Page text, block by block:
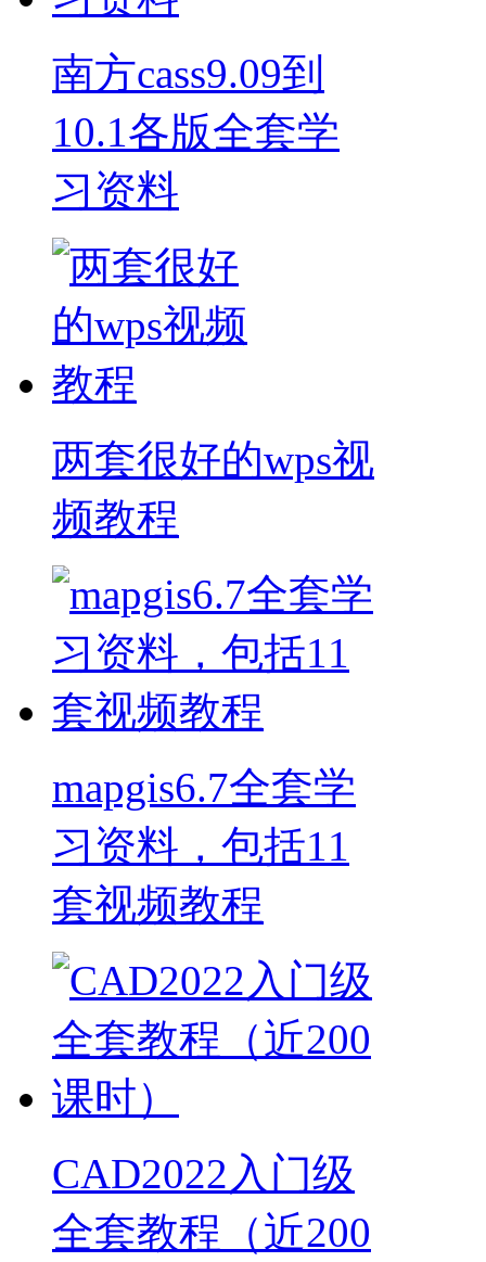
南方cass9.09到
10.1各版全套学
习资料
两套很好的wps视
频教程
mapgis6.7全套学
习资料，包括11
套视频教程
CAD2022入门级
全套教程（近200